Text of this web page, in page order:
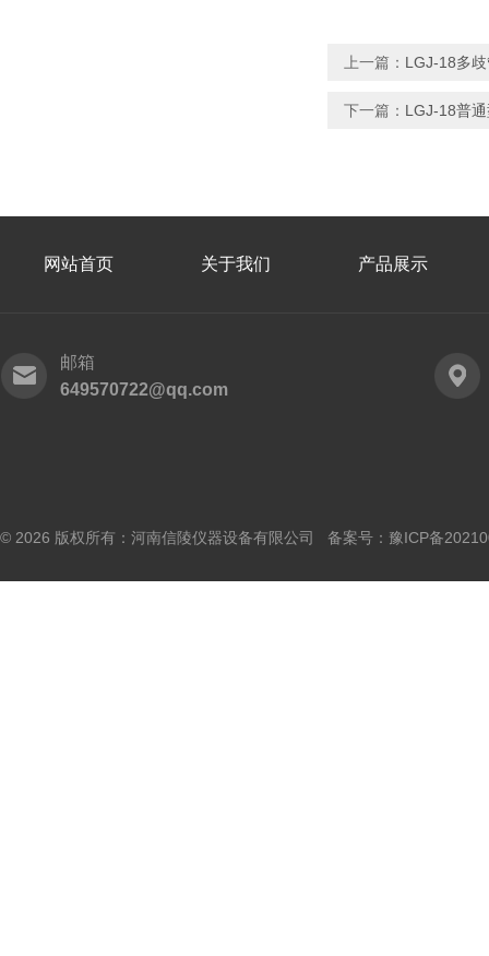
上一篇： LGJ-18多
下一篇： LGJ-18普
网站首页 关于我们 产品展示
邮箱
649570722@qq.com
© 2026 版权所有：河南信陵仪器设备有限公司 备案号： 豫ICP备